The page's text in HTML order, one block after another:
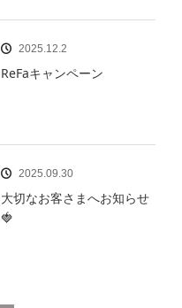
2025.12.2
ReFaキャンペーン
2025.09.30
大切なお客さまへお知らせ
🍓